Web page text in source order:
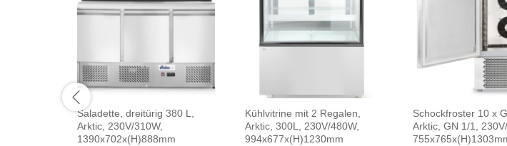
Saladette, dreitürig 380 L,
Arktic, 230V/310W,
1390x702x(H)888mm
Kühlvitrine mit 2 Regalen,
Arktic, 300L, 230V/480W,
994x677x(H)1230mm
Schockfroster 10 x
Arktic, GN 1/1,